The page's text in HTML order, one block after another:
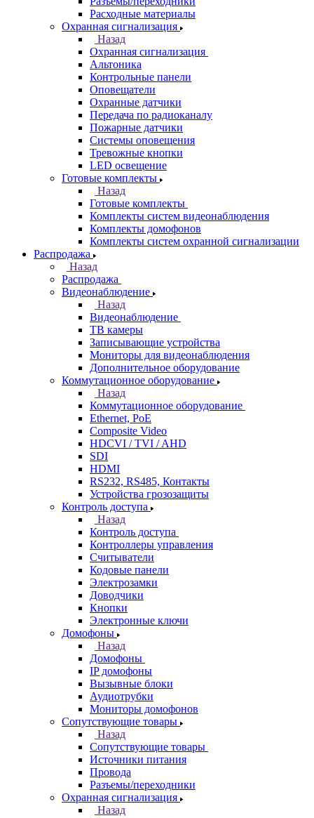
Расходные материалы
Охранная сигнализация
Назад
Охранная сигнализация
Альтоника
Контрольные панели
Оповещатели
Охранные датчики
Передача по радиоканалу
Пожарные датчики
Системы оповещения
Тревожные кнопки
LED освещение
Готовые комплекты
Назад
Готовые комплекты
Комплекты систем видеонаблюдения
Комплекты домофонов
Комплекты систем охранной сигнализации
Распродажа
Назад
Распродажа
Видеонаблюдение
Назад
Видеонаблюдение
ТВ камеры
Записывающие устройства
Мониторы для видеонаблюдения
Дополнительное оборудование
Коммутационное оборудование
Назад
Коммутационное оборудование
Ethernet, PoE
Composite Video
HDCVI / TVI / AHD
SDI
HDMI
RS232, RS485, Контакты
Устройства грозозащиты
Контроль доступа
Назад
Контроль доступа
Контроллеры управления
Считыватели
Кодовые панели
Электрозамки
Доводчики
Кнопки
Электронные ключи
Домофоны
Назад
Домофоны
IP домофоны
Вызывные блоки
Аудиотрубки
Мониторы домофонов
Сопутствующие товары
Назад
Сопутствующие товары
Источники питания
Провода
Разъемы/переходники
Охранная сигнализация
Назад